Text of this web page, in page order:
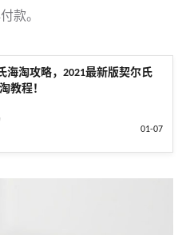
款。
海淘攻略，2021最新版契尔氏
教程！
01-07